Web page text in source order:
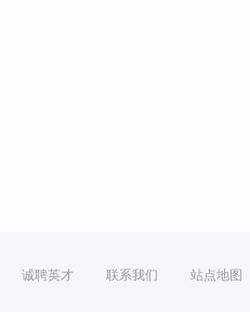
诚聘英才 联系我们 站点地图